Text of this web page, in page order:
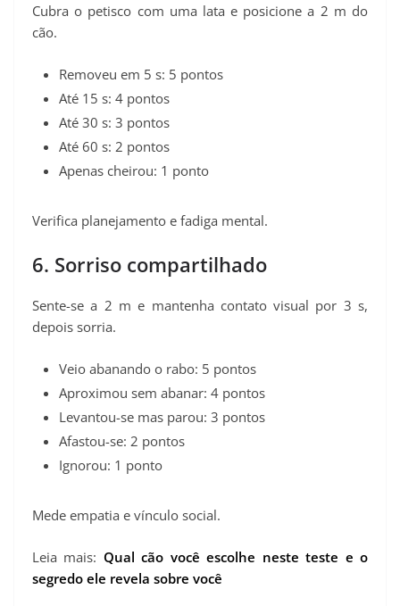
Cubra o petisco com uma lata e posicione a 2 m do
cão.
Removeu em 5 s: 5 pontos
Até 15 s: 4 pontos
Até 30 s: 3 pontos
Até 60 s: 2 pontos
Apenas cheirou: 1 ponto
Verifica planejamento e fadiga mental.
6. Sorriso compartilhado
Sente-se a 2 m e mantenha contato visual por 3 s,
depois sorria.
Veio abanando o rabo: 5 pontos
Aproximou sem abanar: 4 pontos
Levantou-se mas parou: 3 pontos
Afastou-se: 2 pontos
Ignorou: 1 ponto
Mede empatia e vínculo social.
Leia mais: Qual cão você escolhe neste teste e o
segredo ele revela sobre você